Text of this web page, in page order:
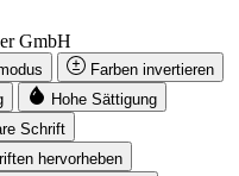
GmbH
Farben invertieren
Hohe Sättigung
Schrift
hervorheben